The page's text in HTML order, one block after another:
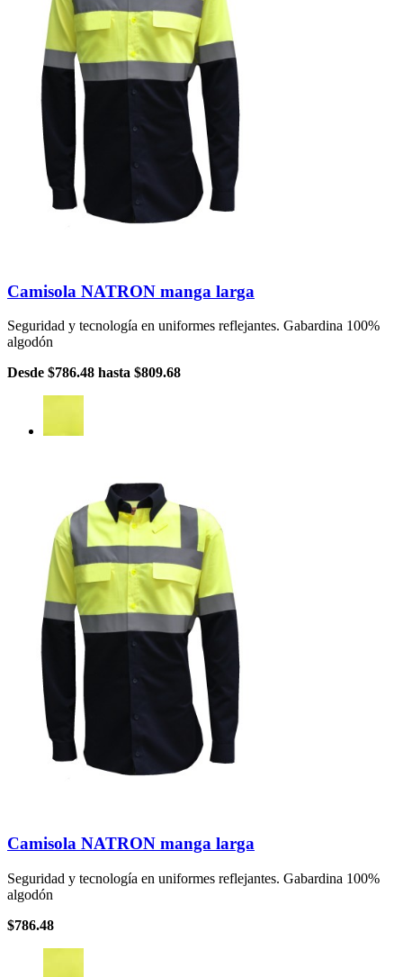
Camisola NATRON manga larga
Seguridad y tecnología en uniformes reflejantes. Gabardina 100%
algodón
Desde $786.48 hasta $809.68
Camisola NATRON manga larga
Seguridad y tecnología en uniformes reflejantes. Gabardina 100%
algodón
$786.48